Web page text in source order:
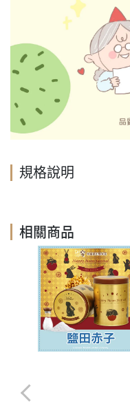
規格說明
相關商品